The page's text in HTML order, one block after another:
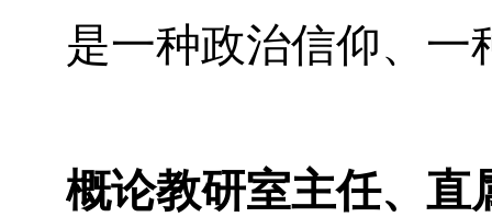
是一种政治信仰、一
概论教研室主任、直